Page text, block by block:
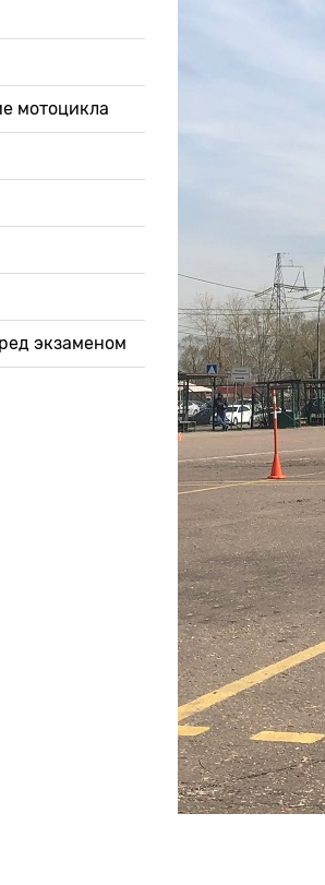
мотоцикла
экзаменом